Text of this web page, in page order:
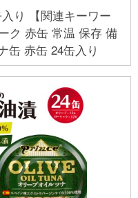
ワー
ク 赤缶 常温 保存 備
缶 赤缶 24缶入り